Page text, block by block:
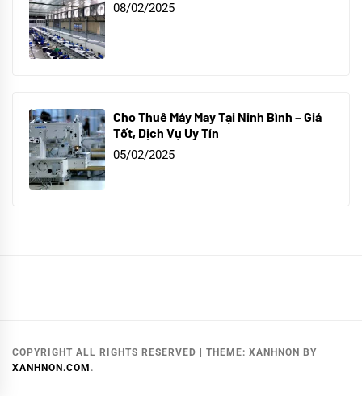
08/02/2025
Cho Thuê Máy May Tại Ninh Bình – Giá
Tốt, Dịch Vụ Uy Tín
05/02/2025
COPYRIGHT ALL RIGHTS RESERVED THEME: XANHNON
BY
XANHNON.COM .